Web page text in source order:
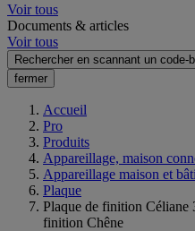
Voir tous
Documents & articles
Voir tous
Rechercher en scannant un code-
fermer
Accueil
Pro
Produits
Appareillage, maison
Appareillage maison et
Plaque
Plaque de finition Céliane
finition Chêne